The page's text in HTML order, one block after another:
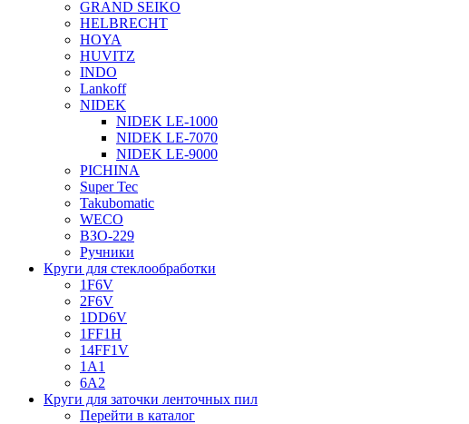
GRAND SEIKO
HELBRECHT
HOYA
HUVITZ
INDO
Lankoff
NIDEK
NIDEK LE-1000
NIDEK LE-7070
NIDEK LE-9000
PICHINA
Super Tec
Takubomatic
WECO
ВЗО-229
Ручники
Круги для стеклообработки
1F6V
2F6V
1DD6V
1FF1H
14FF1V
1A1
6A2
Круги для заточки ленточных пил
Перейти в каталог